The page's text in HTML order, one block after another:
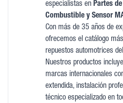
especialistas en Partes
Combustible y Sensor
Con más de 35 años de
ofrecemos el catálogo
repuestos automotrices
Nuestros productos
marcas internacionales
extendida, instalación
técnico especializado en